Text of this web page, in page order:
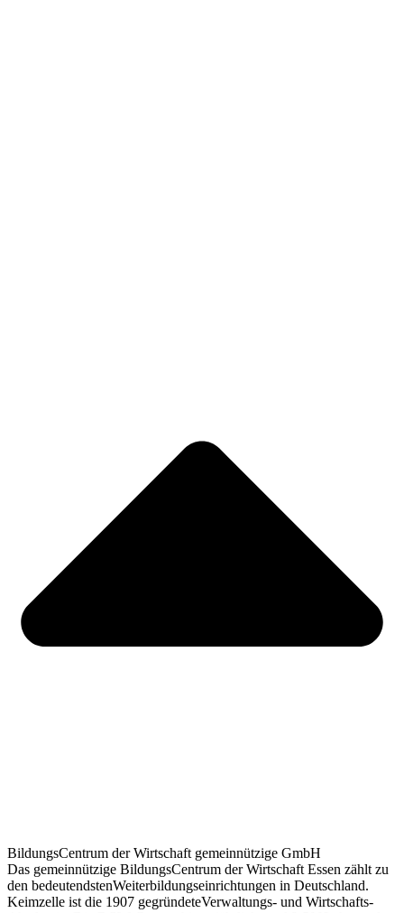
BildungsCentrum der Wirtschaft gemeinnützige GmbH
Das gemeinnützige BildungsCentrum der Wirtschaft Essen zählt zu
den bedeutendstenWeiterbildungseinrichtungen in Deutschland.
Keimzelle ist die 1907 gegründeteVerwaltungs- und Wirtschafts-